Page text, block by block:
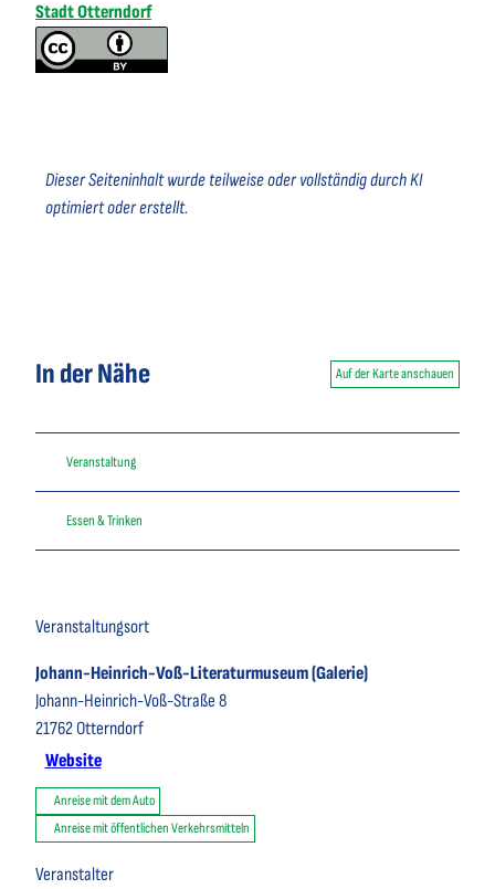
Stadt Otterndorf
Dieser Seiteninhalt wurde teilweise oder vollständig durch KI
optimiert oder erstellt.
In der Nähe Auf der Karte anschauen
Veranstaltung
Essen & Trinken
Veranstaltungsort
Johann-Heinrich-Voß-Literaturmuseum (Galerie)
Johann-Heinrich-Voß-Straße 8
21762 Otterndorf
Website
Anreise mit dem Auto
Anreise mit öffentlichen Verkehrsmitteln
Veranstalter